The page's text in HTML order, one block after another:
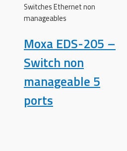
Switches Ethernet non
manageables
Moxa EDS-205 –
Switch non
manageable 5
ports